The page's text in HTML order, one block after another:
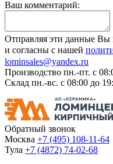
Ваш комментарий:
Отправляя эти данные Вы
и согласны с нашей
lominsales@yandex.ru
Производство пн.-пт. с
Склад пн.-вс. с 08:00 до
Обратный звонок
Москва +7 (495) 108-11-64
Тула +7 (4872) 74-02-68